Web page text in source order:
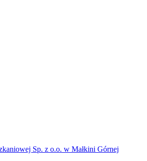
Sp. z o.o. w Małkini Górnej